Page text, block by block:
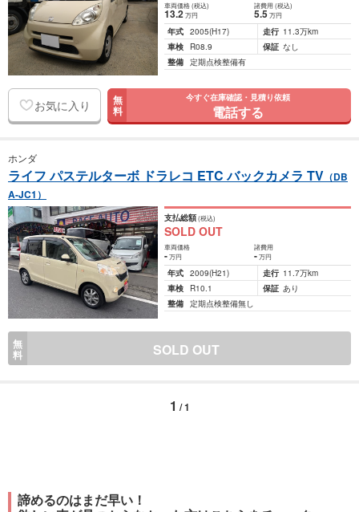
車両価格(税込)
13.2万円
諸費用 (税込)
5.5 万円
年式 2005(H17) 走行 11.3万km
車検
R08.9 保証 なし
整備 定期点検整備有
お気に入り 無
料
今すぐ在庫確認・見積り依頼
電話する
ホンダ
ライフ パステルターボ ドラレコ ETC バックカメラ TV （DB
A-JC1）
支払総額(税込)
SOLD OUT
車両価格
-万円
諸費用
- 万円
年式 2009(H21) 走行 11.7万km
車検
R10.1 保証 あり
整備 定期点検整備無し
無
料 SOLD OUT
1 / 1
諦めるのはまだ早い！